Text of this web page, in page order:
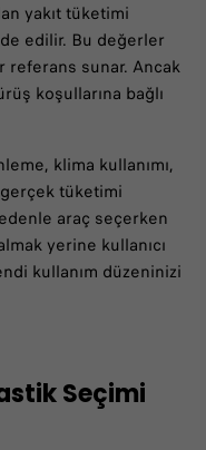
yakıt tüketimi
edilir. Bu değerler
referans sunar. Ancak
koşullarına bağlı
klima kullanımı,
gerçek tüketimi
araç seçerken
yerine kullanıcı
kullanım düzeninizi
Seçimi